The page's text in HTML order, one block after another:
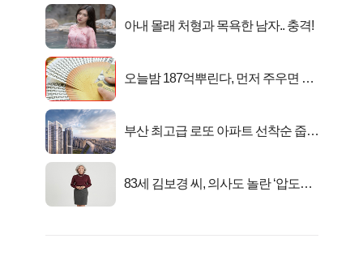
아내 몰래 처형과 목욕한 남자.. 충격!
오늘밤 187억뿌린다, 먼저 주우면 최
부산 최고급 로또 아파트 선착순 줍줍
83세 김보경 씨, 의사도 놀란 ‘압도적